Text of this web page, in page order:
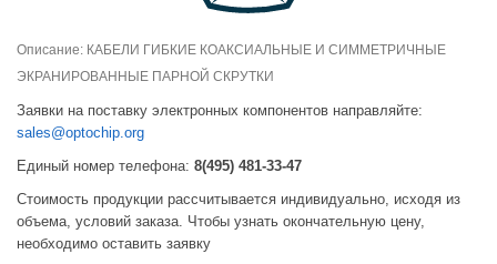
Описание: КАБЕЛИ ГИБКИЕ КОАКСИАЛЬНЫЕ И СИММЕТРИЧНЫЕ
ЭКРАНИРОВАННЫЕ ПАРНОЙ СКРУТКИ
Заявки на поставку электронных компонентов направляйте:
sales@optochip.org
Единый номер телефона: 8(495) 481-33-47
Стоимость продукции рассчитывается индивидуально, исходя из
объема, условий заказа. Чтобы узнать окончательную цену,
необходимо оставить заявку